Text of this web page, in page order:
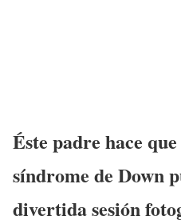
Éste padre hace
síndrome de Down
divertida sesión